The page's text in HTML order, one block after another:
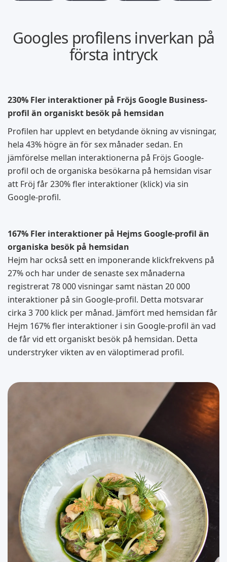
Googles profilens inverkan på
första intryck
230% Fler interaktioner på Fröjs Google Business-
profil än organiskt besök på hemsidan
Profilen har upplevt en betydande ökning av visningar,
hela 43% högre än för sex månader sedan. En
jämförelse mellan interaktionerna på Fröjs Google-
profil och de organiska besökarna på hemsidan visar
att Fröj får 230% fler interaktioner (klick) via sin
Google-profil.
167% Fler interaktioner på Hejms Google-profil än
organiska besök på hemsidan
Hejm har också sett en imponerande klickfrekvens på
27% och har under de senaste sex månaderna
registrerat 78 000 visningar samt nästan 20 000
interaktioner på sin Google-profil. Detta motsvarar
cirka 3 700 klick per månad. Jämfört med hemsidan får
Hejm 167% fler interaktioner i sin Google-profil än vad
de får vid ett organiskt besök på hemsidan. Detta
understryker vikten av en väloptimerad profil.